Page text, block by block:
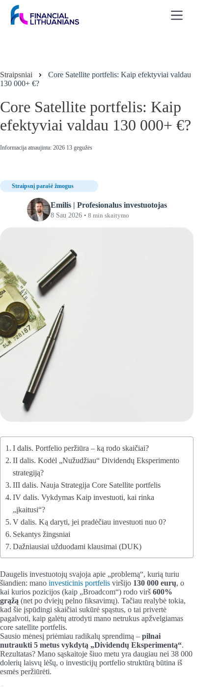
content
Straipsniai
Core Satellite portfelis: Kaip efektyviai valdau
130 000+ €?
Core Satellite portfelis: Kaip
efektyviai valdau 130 000+ €?
Informacija atnaujinta: 2026 13 gegužės
Straipsnį parašė žmogus
Emilis | Profesionalus investuotojas
8 Sau 2026 • 8 min skaitymo
I dalis. Portfelio peržiūra – ką rodo skaičiai?
II dalis. Kodėl „Nužudžiau“ Dividendų Eksperimento
strategiją?
III dalis. Nauja Strategija Core Satellite portfelis
IV dalis. Vykdymas Kaip investuoti, kai rinka
„įkaitusi“?
V dalis. Ką daryti, jei pradėčiau investuoti nuo 0?
Sekantys žingsniai
Dažniausiai užduodami klausimai (DUK)
Daugelis investuotojų svajoja apie „problemą“, kurią turiu
šiandien: mano investicinis portfelis viršijo 130 000 eurų, o
kai kurios pozicijos (kaip „Broadcom“) rodo virš 600%
grąžą (net po dviejų pelno fiksavimų). Tačiau realybė tokia,
kad šie įspūdingi skaičiai sukūrė spąstus, o tai privertė
pagalvoti, kaip galėtų atrodyti mano netrukus apžvelgiamas
core satellite portfelis.
Sausio mėnesį priėmiau radikalų sprendimą – pilnai
nutraukti 5 metus vykdytą „Dividendų Eksperimentą“.
Rezultatas? Mano sąskaitoje šiuo metu yra daugiau nei 38 000
dolerių laisvų lėšų, o investicijų portfelio struktūrą būtina iš
esmės peržiūrėti.